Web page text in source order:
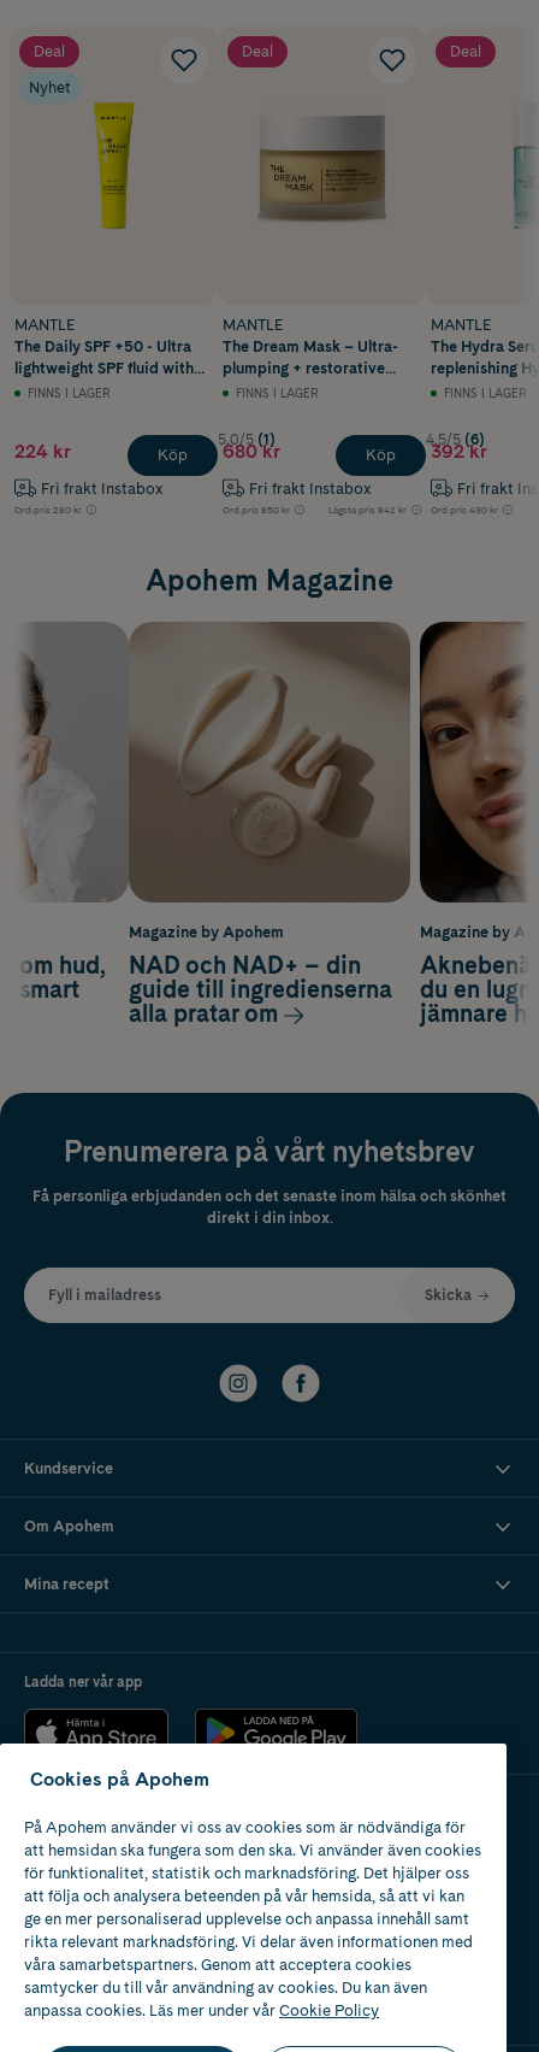
Deal
Nyhet
MANTLE
The Daily SPF +50 - Ultra
lightweight SPF fluid with
antioxidants 30 ml
FINNS I LAGER
224 kr
Fri frakt Instabox
Ord.pris 280 kr
Köp
Deal
MANTLE
The Dream Mask – Ultra-
plumping + restorative
night mask 75 ml
FINNS I LAGER
5.0/5 (1)
680 kr
Fri frakt Instabox
Ord.pris 850 kr Lägsta pris 842 kr
Köp
Deal
MANTLE
The Hydra
replenishing
Serum 50ml
FINNS I LAGER
4.5/5 (6)
392 kr
Fri frakt
Ord.pris 490 kr
Apohem Magazine
Magazine by
du en
jämnare
om hud,
smart
Magazine by Apohem
NAD och NAD+ – din
guide till ingredienserna
alla pratar om
Prenumerera på vårt nyhetsbrev
Få personliga erbjudanden och det senaste inom hälsa och skönhet
direkt i din inbox.
Fyll i mailadress Skicka
Kundservice
Om Apohem
Mina recept
Ladda ner vår app
Apotek med tillstånd
av Läkemedelsverket
Cookies på Apohem
På Apohem använder vi oss av cookies som är nödvändiga för
att hemsidan ska fungera som den ska. Vi använder även cookies
för funktionalitet, statistik och marknadsföring. Det hjälper oss
att följa och analysera beteenden på vår hemsida, så att vi kan
ge en mer personaliserad upplevelse och anpassa innehåll samt
rikta relevant marknadsföring. Vi delar även informationen med
våra samarbetspartners. Genom att acceptera cookies
samtycker du till vår användning av cookies. Du kan även
anpassa cookies. Läs mer under vårCookie Policy